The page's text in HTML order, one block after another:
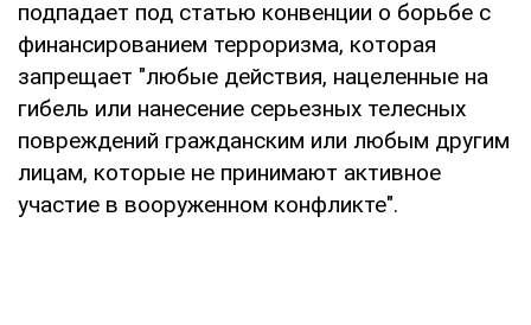
подпадает под статью конвенции о борьбе с
финансированием терроризма, которая
запрещает "любые действия, нацеленные на
гибель или нанесение серьезных телесных
повреждений гражданским или любым другим
лицам, которые не принимают активное
участие в вооруженном конфликте".